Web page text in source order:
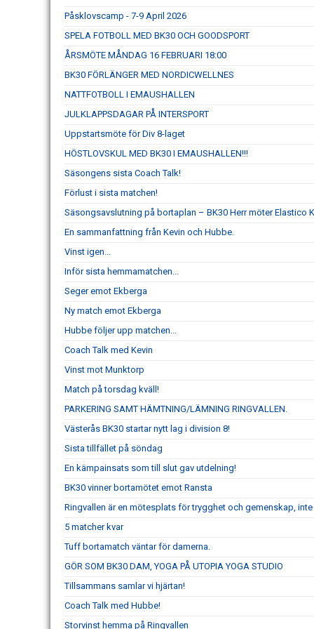
Påsklovscamp - 7-9 April 2026
SPELA FOTBOLL MED BK30 OCH GOODSPORT
ÅRSMÖTE MÅNDAG 16 FEBRUARI 18:00
BK30 FÖRLÄNGER MED NORDICWELLNES
NATTFOTBOLL I EMAUSHALLEN
JULKLAPPSDAGAR PÅ INTERSPORT
Uppstartsmöte för Div 8-laget
HÖSTLOVSKUL MED BK30 I EMAUSHALLEN!!!
Säsongens sista Coach Talk!
Förlust i sista matchen!
Säsongsavslutning på bortaplan – BK30 Herr möter Elastico
En sammanfattning från Kevin och Hubbe.
Vinst igen...
Inför sista hemmamatchen...
Seger emot Ekberga
Ny match emot Ekberga
Hubbe följer upp matchen...
Coach Talk med Kevin
Vinst mot Munktorp
Match på torsdag kväll!
PARKERING SAMT HÄMTNING/LÄMNING RINGVALLEN.
Västerås BK30 startar nytt lag i division 8!
Sista tillfället på söndag
En kämpainsats som till slut gav utdelning!
BK30 vinner bortamötet emot Ransta
Ringvallen är en mötesplats för trygghet och gemenskap,
5 matcher kvar
Tuff bortamatch väntar för damerna.
GÖR SOM BK30 DAM, YOGA PÅ UTOPIA YOGA STUDIO
Tillsammans samlar vi hjärtan!
Coach Talk med Hubbe!
Storvinst hemma på Ringvallen